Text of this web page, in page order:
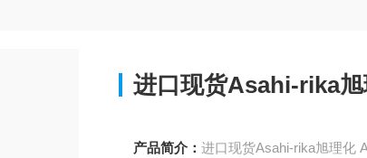
进口现货Asahi-rika
产品简介：